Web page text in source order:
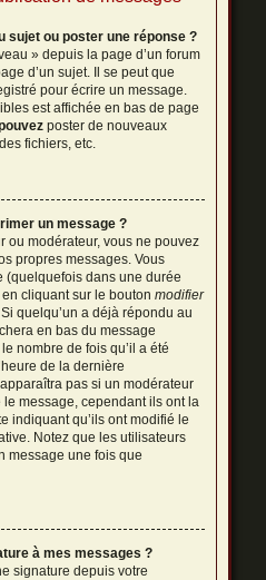
sujet ou poster une réponse ?
» depuis la page d’un forum
d’un sujet. Il se peut que
pour écrire un message.
est affichée en bas de page
poster de nouveaux
fichiers, etc.
un message ?
ou modérateur, vous ne pouvez
propres messages. Vous
(quelquefois dans une durée
cliquant sur le boutonmodifier
quelqu’un a déjà répondu au
en bas du message
nombre de fois qu’il a été
de la dernière
pas si un modérateur
message, cependant ils ont la
indiquant qu’ils ont modifié le
Notez que les utilisateurs
message une fois que
à mes messages ?
signature depuis votre